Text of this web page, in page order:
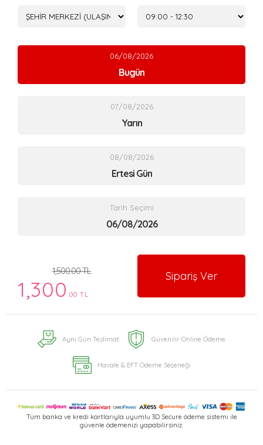
06/08/2026
Bugün
07/08/2026
Yarın
08/08/2026
Ertesi Gün
Tarih Seçimi
1,500.00 TL
1,300 .00 TL
Sipariş Ver
Aynı Gün Teslimat Güvenilir Online Ödeme
Havale & EFT Ödeme Seçeneği
Tüm banka ve kredi kartlarıyla uyumlu 3D Secure ödeme sistemi ile
güvenle ödemenizi yapabilirsiniz.